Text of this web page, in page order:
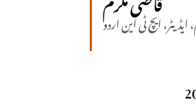
ایچ ٹی این اردو